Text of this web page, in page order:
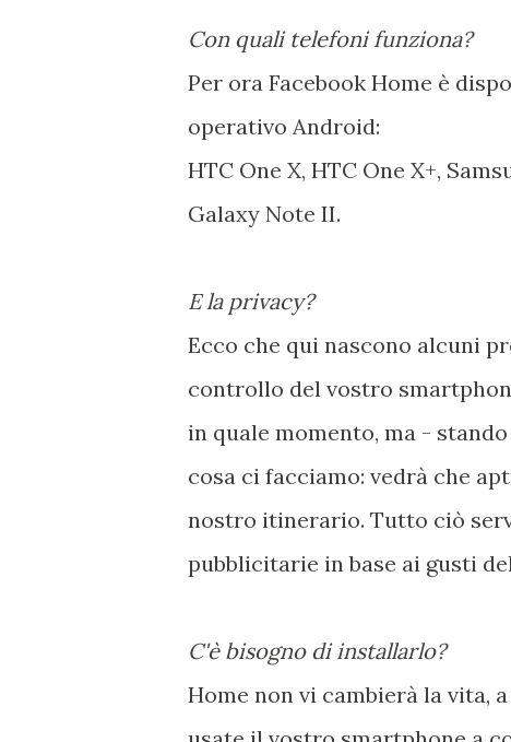
Con quali telefoni funziona?
Per ora Facebook Home è
operativo Android:
HTC One X, HTC One X+,
Galaxy Note II.
E la privacy?
Ecco che qui nascono alcuni
controllo del vostro
in quale momento, ma -
cosa ci facciamo: vedrà che
nostro itinerario. Tutto ciò
pubblicitarie in base ai gusti
C'è bisogno di installarlo?
Home non vi cambierà la vita,